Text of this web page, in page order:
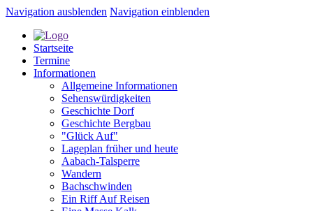
Navigation ausblenden Navigation einblenden
Startseite
Termine
Informationen
Allgemeine Informationen
Sehenswürdigkeiten
Geschichte Dorf
Geschichte Bergbau
"Glück Auf"
Lageplan früher und heute
Aabach-Talsperre
Wandern
Bachschwinden
Ein Riff Auf Reisen